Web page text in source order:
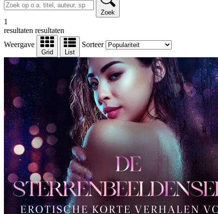
Zoek
1
resultaten resultaten
Weergave
Grid List
Sorteer